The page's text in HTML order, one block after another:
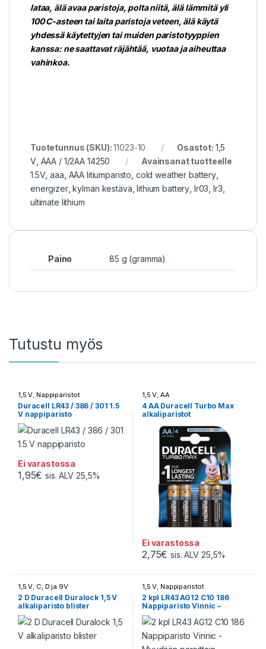
lataa, älä avaa paristoja, polta niitä, älä lämmitä yli
100 C-asteen tai laita paristoja veteen, älä käytä
yhdessä käytettyjen tai muiden paristotyyppien
kanssa: ne saattavat räjähtää, vuotaa ja aiheuttaa
vahinkoa.
Tuotetunnus (SKU):11023-10 Osastot: 1,5
V, AAA / 1/2AA 14250
Avainsanat tuotteelle
1.5V,aaa AAA litiumparisto cold weather battery
energizer,kylmän kestävä ,lithium battery lr03 ,lr3
ultimate lithium
Paino 85 g (gramma)
Tutustu myös
1,5 V, Nappiparistot
Duracell LR43 / 386 / 301 1.5
V nappiparisto
Ei varastossa
1,95€ sis. ALV 25,5%
1,5 V,AA
4 AA Duracell Turbo Max
alkaliparistot
Ei varastossa
2,75€ sis. ALV 25,5%
1,5 V, C, D ja 9V
2 D Duracell Duralock 1,5 V
alkaliparisto blister
1,5 V, Nappiparistot
2 kpl LR43 AG12 C10 186
Nappiparisto Vinnic –
Myydään pareittain